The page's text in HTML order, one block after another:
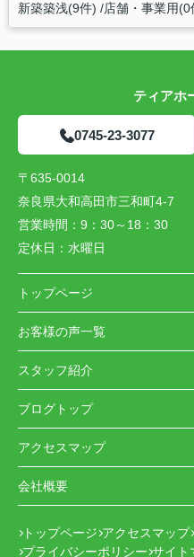
新築築浅(9件) 店舗・事業用(0
ティアホ
0745-23-3077
〒635-0014
奈良県大和高田市三和町4-7
営業時間： 9：30～18：30
定休日： 水曜日
トップページ
お客様の声一覧
スタッフ紹介
ブログトップ
アクセスマップ
会社概要
トップページ アクセスマップ
プライバシーポリシー サイト